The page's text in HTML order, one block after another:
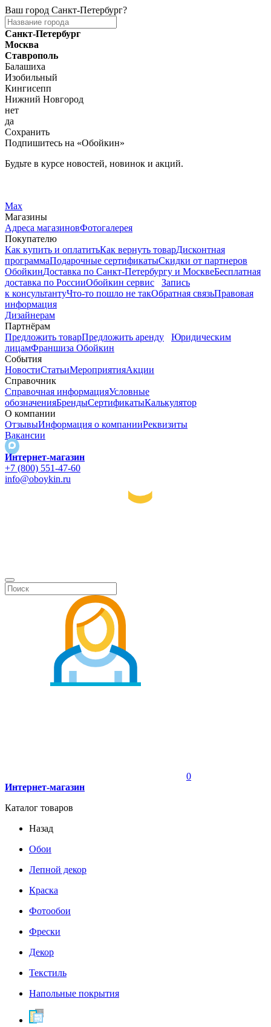
Ваш город Санкт-Петербург?
Санкт-Петербург
Москва
Ставрополь
Балашиха
Изобильный
Кингисепп
Нижний Новгород
нет
да
Сохранить
Подпишитесь на «Обойкин»
Будьте в курсе новостей, новинок и акций.
Max
Магазины
Адреса магазиновФотогалерея
Покупателю
Как купить и оплатитьКак вернуть товарДисконтная
программаПодарочные сертификатыСкидки от партнеров
ОбойкинДоставка по Санкт-Петербургу и МосквеБесплатная
доставка по РоссииОбойкин сервис
Запись
к консультантуЧто-то пошло не такОбратная связьПравовая
информация
Дизайнерам
Партнёрам
Предложить товарПредложить аренду
Юридическим
лицамФраншиза Обойкин
События
НовостиСтатьиМероприятияАкции
Справочник
Справочная информацияУсловные
обозначенияБрендыСертификатыКалькулятор
О компании
ОтзывыИнформация о компанииРеквизиты
Вакансии
Интернет-магазин
+7 (800) 551-47-60
info@oboykin.ru
0
Интернет-магазин
Каталог товаров
Назад
Обои
Лепной декор
Краска
Фотообои
Фрески
Декор
Текстиль
Напольные покрытия